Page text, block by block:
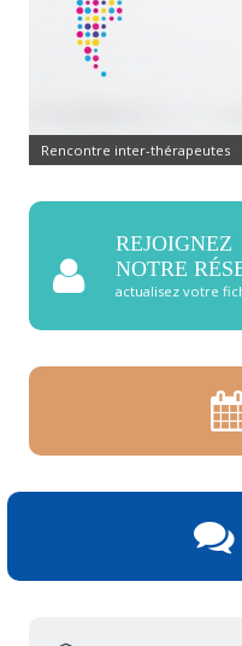
Commandez pierres et cristaux
REJOIGNEZ
NOTRE
actualisez votre